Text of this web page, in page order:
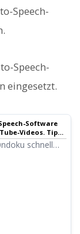
Speech-
Speech-
eingesetzt.
Software
Videos. Tipps
schnell